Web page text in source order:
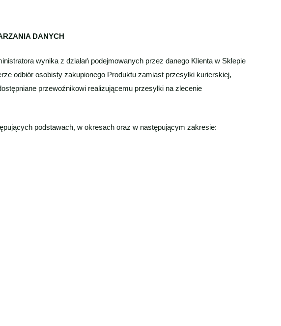
DANYCH
wynika z działań podejmowanych przez danego Klienta w Sklepie
odbiór osobisty zakupionego Produktu zamiast przesyłki kurierskiej,
przewoźnikowi realizującemu przesyłki na zlecenie
podstawach, w okresach oraz w następującym zakresie: